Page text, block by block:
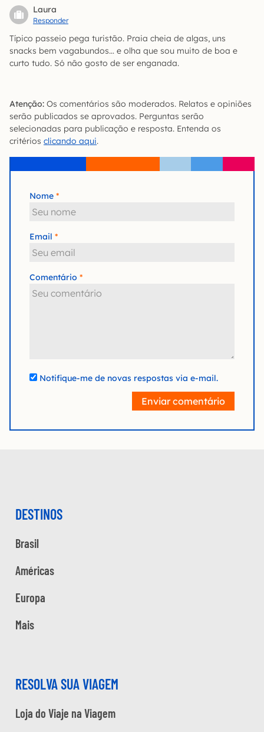
Laura
Responder
Típico passeio pega turistão. Praia cheia de algas, uns
snacks bem vagabundos… e olha que sou muito de boa e
curto tudo. Só não gosto de ser enganada.
Atenção: Os comentários são moderados. Relatos e opiniões
serão publicados se aprovados. Perguntas serão
selecionadas para publicação e resposta. Entenda os
critérios clicando aqui.
Nome
Email
Comentário
Notifique-me de novas respostas via e-mail.
Enviar comentário
DESTINOS
Brasil
Américas
Europa
Mais
RESOLVA SUA VIAGEM
Loja do Viaje na Viagem